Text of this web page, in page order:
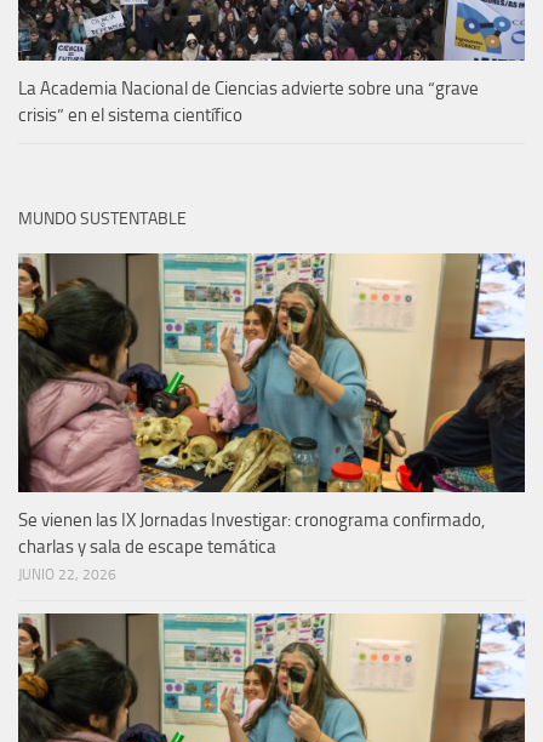
La Academia Nacional de Ciencias advierte sobre una “grave
crisis” en el sistema científico
MUNDO SUSTENTABLE
Se vienen las IX Jornadas Investigar: cronograma confirmado,
charlas y sala de escape temática
JUNIO 22, 2026